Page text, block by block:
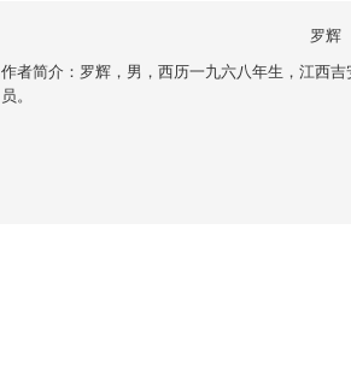
罗辉
作者简介：罗辉，男，西历一九六八年生，江西
员。